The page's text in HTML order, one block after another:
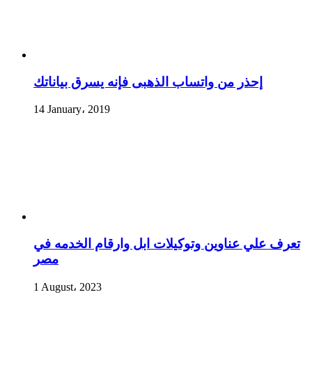
إحذر من واتساب الذهبى فإنه يسرق بياناتك
14 January، 2019
تعرف علي عناوين وتوكيلات ابل وارقام الخدمه في
مصر
1 August، 2023